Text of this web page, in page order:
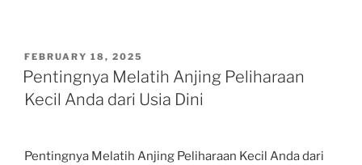
POSTED
ON
FEBRUARY 18, 2025
Pentingnya Melatih Anjing Peliharaan
Kecil Anda dari Usia Dini
Pentingnya Melatih Anjing Peliharaan Kecil Anda dari